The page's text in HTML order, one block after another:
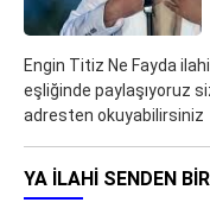
Engin Titiz Ne Fayda
eşliğinde paylaşıyoruz
adresten okuyabilirsiniz
YA ILAHI SENDEN